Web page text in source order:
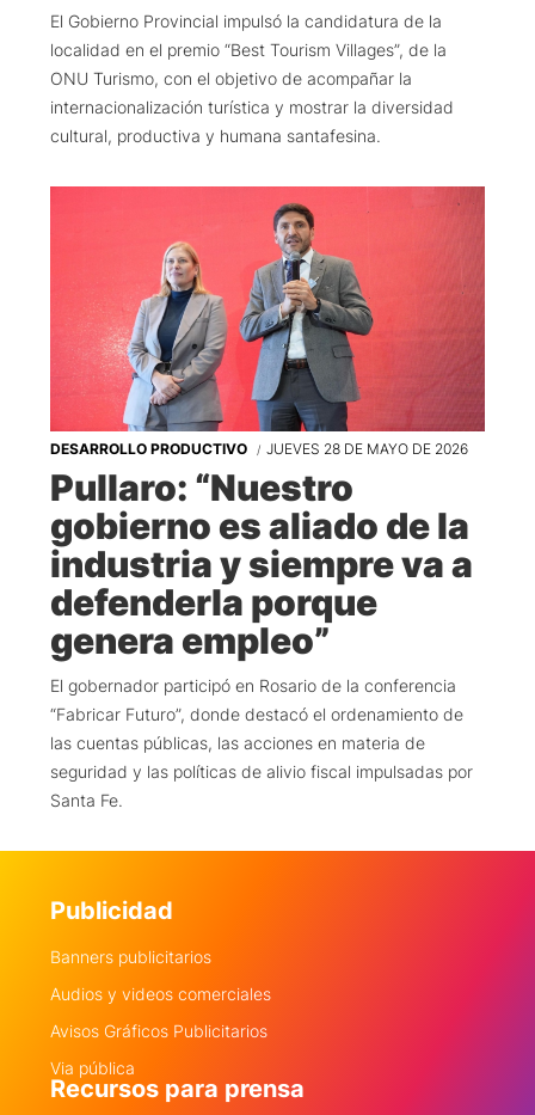
El Gobierno Provincial impulsó la candidatura de la
localidad en el premio “Best Tourism Villages”, de la
ONU Turismo, con el objetivo de acompañar la
internacionalización turística y mostrar la diversidad
cultural, productiva y humana santafesina.
DESARROLLO PRODUCTIVO JUEVES 28 DE MAYO DE 2026
Pullaro: “Nuestro
gobierno es aliado de la
industria y siempre va a
defenderla porque
genera empleo”
El gobernador participó en Rosario de la conferencia
“Fabricar Futuro”, donde destacó el ordenamiento de
las cuentas públicas, las acciones en materia de
seguridad y las políticas de alivio fiscal impulsadas por
Santa Fe.
Publicidad
Banners publicitarios
Audios y videos comerciales
Avisos Gráficos Publicitarios
Via pública
Recursos para prensa